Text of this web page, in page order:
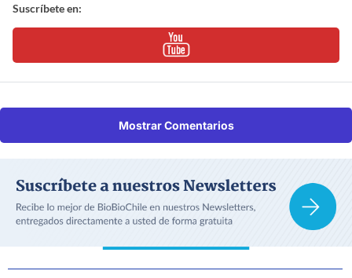
Suscríbete en:
Mostrar Comentarios